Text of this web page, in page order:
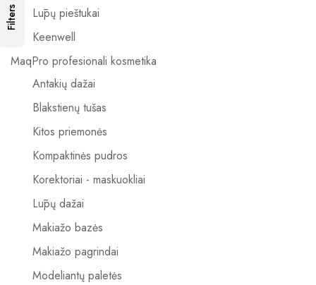
Lūpų pieštukai
Keenwell
MaqPro profesionali kosmetika
Antakių dažai
Blakstienų tušas
Kitos priemonės
Kompaktinės pudros
Korektoriai - maskuokliai
Lūpų dažai
Makiažo bazės
Makiažo pagrindai
Modeliantų paletės
Filters